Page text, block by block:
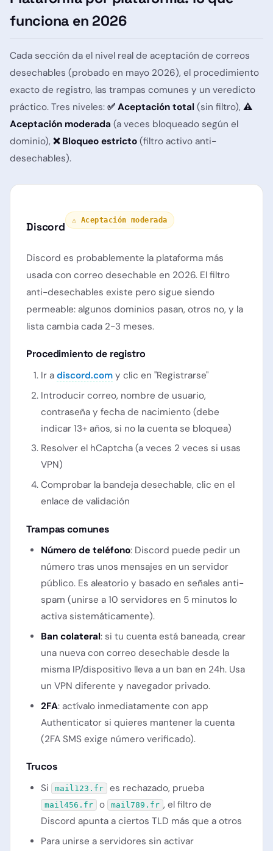
funciona en 2026
Cada sección da el nivel real de aceptación de correos
desechables (probado en mayo 2026), el procedimiento
exacto de registro, las trampas comunes y un veredicto
práctico. Tres niveles: ✅ Aceptación total (sin filtro), ⚠️
Aceptación moderada (a veces bloqueado según el
dominio), ❌ Bloqueo estricto (filtro activo anti-
desechables).
Discord
⚠️ Aceptación moderada
Discord es probablemente la plataforma más
usada con correo desechable en 2026. El filtro
anti-desechables existe pero sigue siendo
permeable: algunos dominios pasan, otros no, y la
lista cambia cada 2-3 meses.
Procedimiento de registro
Ir adiscord.com y clic en "Registrarse"
Introducir correo, nombre de usuario,
contraseña y fecha de nacimiento (debe
indicar 13+ años, si no la cuenta se bloquea)
Resolver el hCaptcha (a veces 2 veces si usas
VPN)
Comprobar la bandeja desechable, clic en el
enlace de validación
Trampas comunes
Número de teléfono: Discord puede pedir un
número tras unos mensajes en un servidor
público. Es aleatorio y basado en señales anti-
spam (unirse a 10 servidores en 5 minutos lo
activa sistemáticamente).
Ban colateral: si tu cuenta está baneada, crear
una nueva con correo desechable desde la
misma IP/dispositivo lleva a un ban en 24h. Usa
un VPN diferente y navegador privado.
2FA: actívalo inmediatamente con app
Authenticator si quieres mantener la cuenta
(2FA SMS exige número verificado).
Trucos
Si mail123.fr es rechazado, prueba
mail456.fr o mail789.fr , el filtro de
Discord apunta a ciertos TLD más que a otros
Para unirse a servidores sin activar